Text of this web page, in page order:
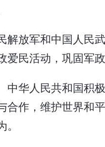
解放军和中国人民
爱民活动，巩固军政
华人民共和国积
合作，维护世界和